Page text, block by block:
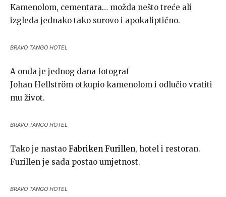
Kamenolom, cementara… možda nešto treće ali
izgleda jednako tako surovo i apokaliptično.
BRAVO TANGO HOTEL
A onda je jednog dana fotograf
Johan Hellström otkupio kamenolom i odlučio vratiti
mu život.
BRAVO TANGO HOTEL
Tako je nastao Fabriken Furillen, hotel i restoran.
Furillen je sada postao umjetnost.
BRAVO TANGO HOTEL